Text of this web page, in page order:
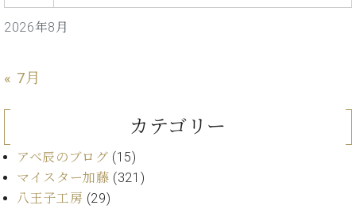
ジ
タ
ル)
ノ特
選中
ベ
八
王
子
2026年8月
« 7月
カテゴリー
アベ辰のブログ (15)
マイスター加藤 (321)
八王子工房 (29)